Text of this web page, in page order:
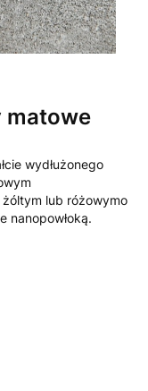
matowe
wydłużonego
lub różowymo
nanopowłoką.